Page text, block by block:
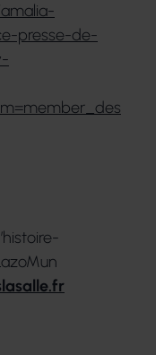
presse-de-